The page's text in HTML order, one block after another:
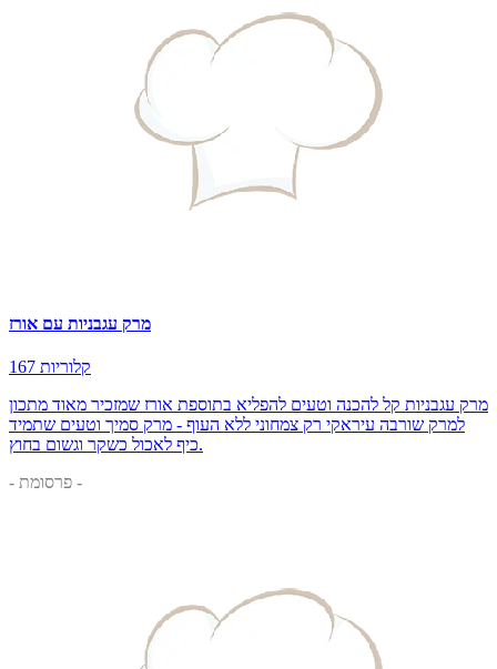
מרק עגבניות עם אורז
167 קלוריות
מרק עגבניות קל להכנה וטעים להפליא בתוספת אורז שמזכיר מאוד מתכון
למרק שורבה עיראקי רק צמחוני ללא העוף - מרק סמיך וטעים שתמיד
כיף לאכול כשקר וגשום בחוץ.
- פרסומת -